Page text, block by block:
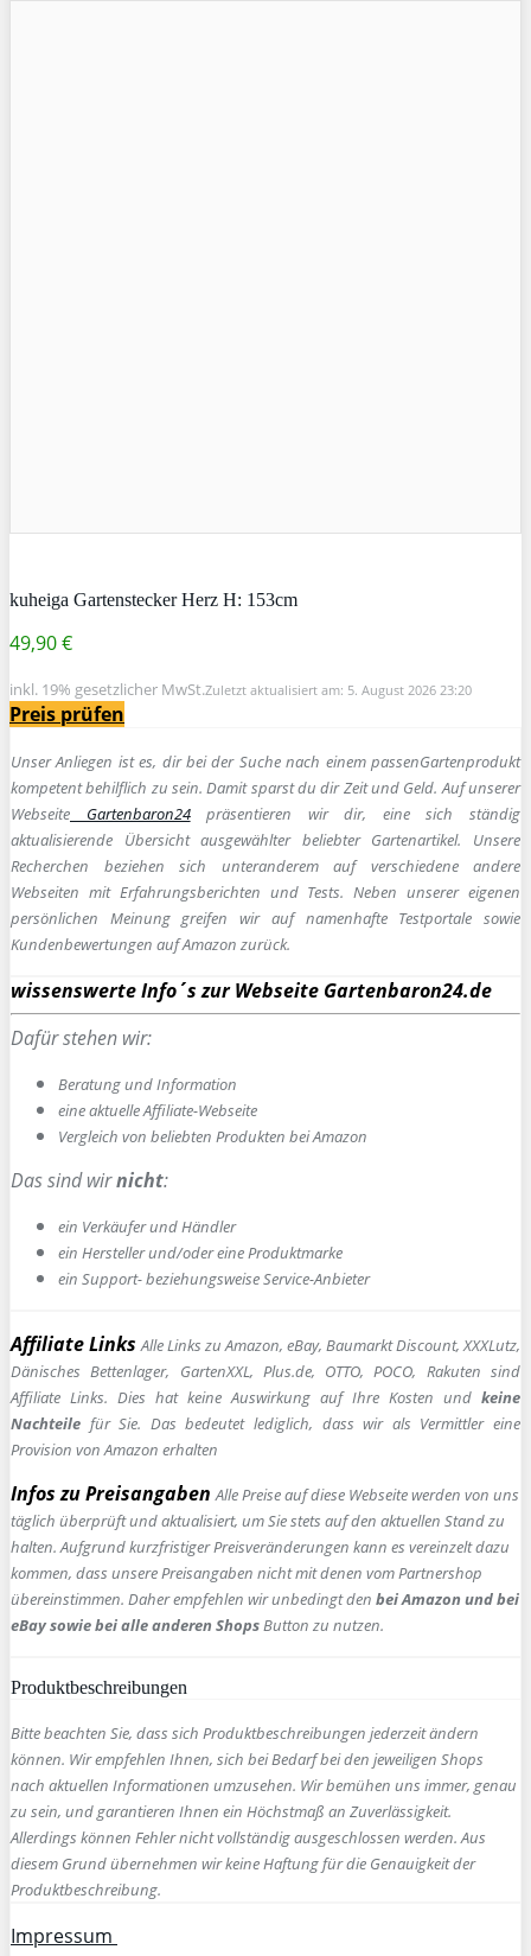
kuheiga Gartenstecker Herz H: 153cm
49,90 €
inkl. 19% gesetzlicher MwSt.Zuletzt aktualisiert am: 5. August 2026 23:20
Preis prüfen
Unser Anliegen ist es, dir bei der Suche nach einem passenGartenprodukt
kompetent behilflich zu sein.Damit sparst du dir Zeit und Geld. Auf unserer
Webseite Gartenbaron24präsentieren wir dir, eine sich ständig
aktualisierende Übersicht ausgewählter beliebter Gartenartikel. Unsere
Recherchen beziehen sich unteranderem auf verschiedene andere
Webseiten mit Erfahrungsberichten und Tests. Neben unserer eigenen
persönlichen Meinung greifen wir auf namenhafte Testportale sowie
Kundenbewertungen auf Amazon zurück.
wissenswerte Info´s zur Webseite Gartenbaron24.de
Dafür stehen wir:
Beratung und Information
eine aktuelle Affiliate-Webseite
Vergleich von beliebten Produkten bei Amazon
Das sind wirnicht:
ein Verkäufer und Händler
ein Hersteller und/oder eine Produktmarke
ein Support- beziehungsweise Service-Anbieter
Affiliate Links Alle Links zu Amazon, eBay, Baumarkt Discount, XXXLutz,
Dänisches Bettenlager, GartenXXL, Plus.de, OTTO, POCO, Rakuten sind
Affiliate Links. Dies hat keine Auswirkung auf Ihre Kosten und keine
Nachteile für Sie. Das bedeutet lediglich, dass wir als Vermittler eine
Provision von Amazon erhalten
Infos zu Preisangaben Alle Preise auf diese Webseite werden von uns
täglich überprüft und aktualisiert, um Sie stets auf den aktuellen Stand zu
halten. Aufgrund kurzfristiger Preisveränderungen kann es vereinzelt dazu
kommen, dass unsere Preisangaben nicht mit denen vom Partnershop
übereinstimmen. Daher empfehlen wir unbedingt den bei Amazon und bei
eBay sowie bei alle anderen ShopsButton zu nutzen.
Produktbeschreibungen
Bitte beachten Sie, dass sich Produktbeschreibungen jederzeit ändern
können. Wir empfehlen Ihnen, sich bei Bedarf bei den jeweiligen Shops
nach aktuellen Informationen umzusehen. Wir bemühen uns immer, genau
zu sein, und garantieren Ihnen ein Höchstmaß an Zuverlässigkeit.
Allerdings können Fehler nicht vollständig ausgeschlossen werden. Aus
diesem Grund übernehmen wir keine Haftung für die Genauigkeit der
Produktbeschreibung.
Impressum